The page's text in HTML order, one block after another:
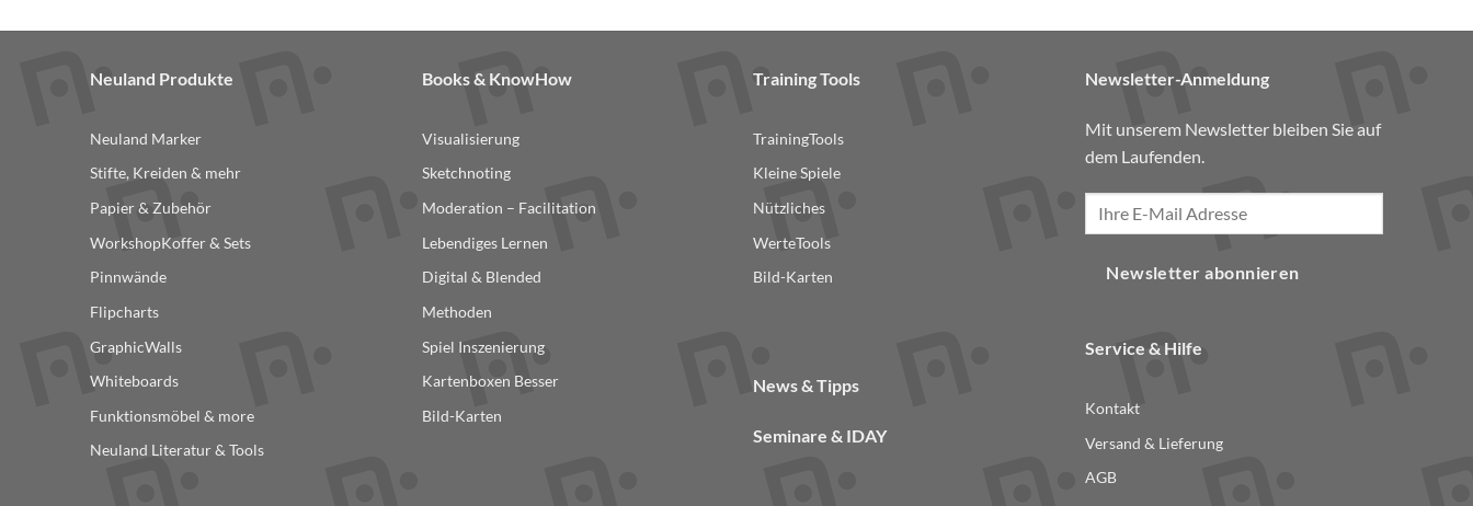
Neuland Produkte
Neuland Marker
Stifte, Kreiden & mehr
Papier & Zubehör
WorkshopKoffer & Sets
Pinnwände
Flipcharts
GraphicWalls
Whiteboards
Funktionsmöbel & more
Neuland Literatur & Tools
Books & KnowHow
Visualisierung
Sketchnoting
Moderation – Facilitation
Lebendiges Lernen
Digital & Blended
Methoden
Spiel Inszenierung
Kartenboxen Besser
Bild-Karten
Training Tools
TrainingTools
Kleine Spiele
Nützliches
WerteTools
Bild-Karten
News & Tipps
Seminare & IDAY
Newsletter-Anmeldung
Mit unserem Newsletter bleiben Sie auf
dem Laufenden.
Newsletter abonnieren
Service & Hilfe
Kontakt
Versand & Lieferung
AGB